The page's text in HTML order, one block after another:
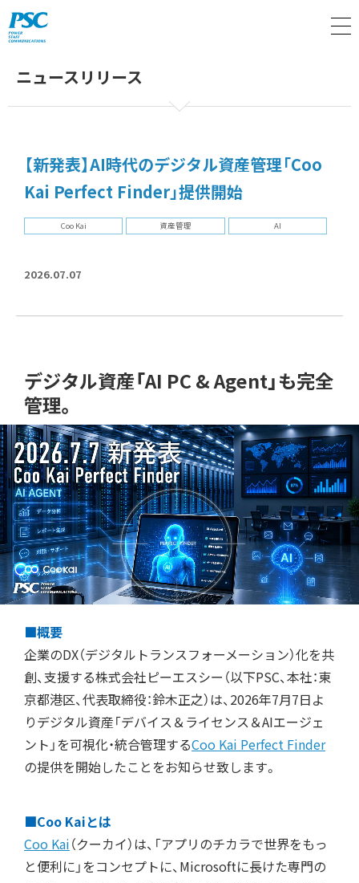
ニュースリリース
【新発表】AI時代のデジタル資産管理「Coo
Kai Perfect Finder」提供開始
Coo Kai 資産管理 AI
2026.07.07
デジタル資産「AI PC & Agent」も完全
管理。
■概要
企業のDX（デジタルトランスフォーメーション）化を共
創、支援する株式会社ピーエスシー（以下PSC、本社：東
京都港区、代表取締役：鈴木正之）は、2026年7月7日よ
りデジタル資産「デバイス＆ライセンス＆AIエージェ
ント」を可視化・統合管理するCoo Kai Perfect Finder
の提供を開始したことをお知らせ致します。
■Coo Kaiとは
Coo Kai（クーカイ）は、「アプリのチカラで世界をもっ
と便利に」をコンセプトに、Microsoftに長けた専門の